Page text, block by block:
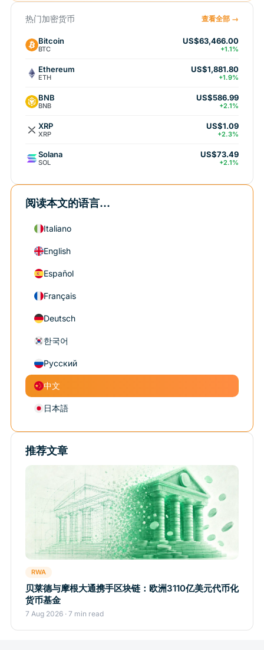
热门加密货币 查看全部 →
Bitcoin
BTC
US$63,466.00
+1.1%
Ethereum
ETH
US$1,881.80
+1.9%
BNB
BNB
US$586.99
+2.1%
XRP
XRP
US$1.09
+2.3%
Solana
SOL
US$73.49
+2.1%
阅读本文的语言...
Italiano
English
Español
Français
Deutsch
한국어
Русский
中文
日本語
推荐文章
RWA
贝莱德与摩根大通携手区块链：欧洲3110亿美元代币化
货币基金
7 Aug 2026 · 7 min read